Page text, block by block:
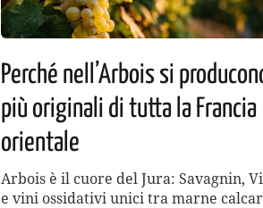
Perché nell’Arbois si
più originali di tutta la Francia
orientale
Arbois è il cuore del Jura: Savagnin,
e vini ossidativi unici tra marne